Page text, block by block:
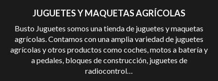
JUGUETES Y MAQUETAS AGRÍCOLAS
Busto Juguetes somos una tienda de juguetes y maquetas
agrícolas. Contamos con una amplia variedad de juguetes
agrícolas y otros productos como coches, motos a batería y
a pedales, bloques de construcción, juguetes de
radiocontrol…